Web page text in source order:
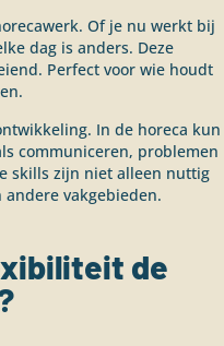
Of je nu werkt bij
dag is anders. Deze
Perfect voor wie houdt
In de horeca kun
communiceren, problemen
skills zijn niet alleen nuttig
vakgebieden.
de